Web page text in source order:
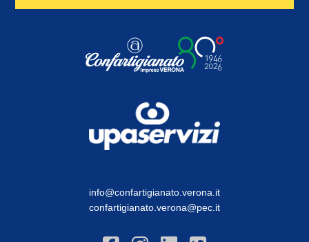
info@confartigianato.verona.it
confartigianato.verona@pec.it